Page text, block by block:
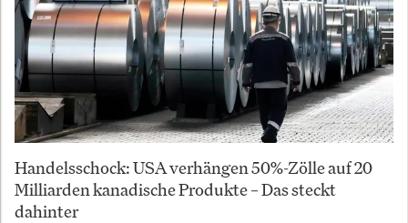
Handelsschock: USA verhängen 50%-Zölle auf 20
Milliarden kanadische Produkte – Das steckt
dahinter